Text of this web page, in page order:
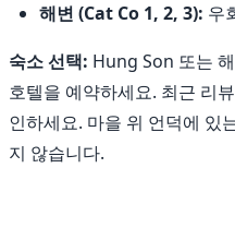
해변 (Cat Co 1, 2, 3): 우
숙소 선택: Hung Son 또는
호텔을 예약하세요. 최근 리
인하세요. 마을 위 언덕에 있
지 않습니다.